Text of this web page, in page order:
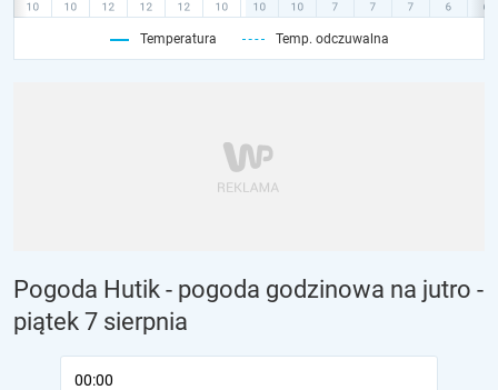
Temperatura Temp. odczuwalna
Pogoda Hutik - pogoda godzinowa na jutro -
piątek 7 sierpnia
00:00